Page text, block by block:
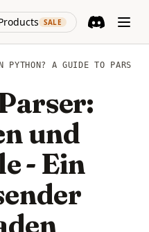
SALE
(opens in a
A GUIDE TO PARSERS
und
- Ein